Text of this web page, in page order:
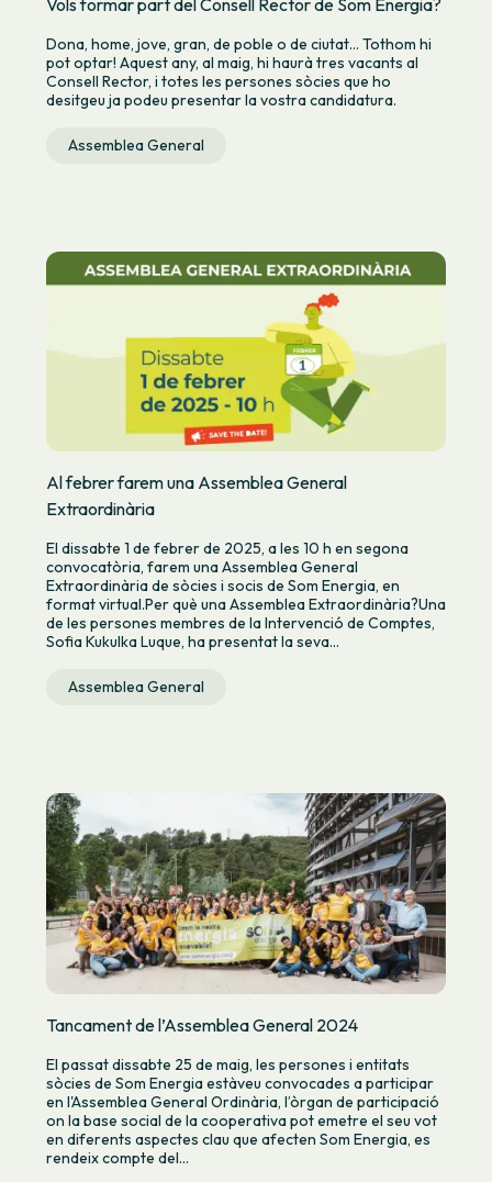
Dona, home, jove, gran, de poble o de ciutat... Tothom hi
pot optar! Aquest any, al maig, hi haurà tres vacants al
Consell Rector, i totes les persones sòcies que ho
desitgeu ja podeu presentar la vostra candidatura.
Assemblea General
Al febrer farem una Assemblea General
Extraordinària
El dissabte 1 de febrer de 2025, a les 10 h en segona
convocatòria, farem una Assemblea General
Extraordinària de sòcies i socis de Som Energia, en
format virtual.Per què una Assemblea Extraordinària?Una
de les persones membres de la Intervenció de Comptes,
Sofia Kukulka Luque, ha presentat la seva...
Assemblea General
Tancament de l’Assemblea General 2024
El passat dissabte 25 de maig, les persones i entitats
sòcies de Som Energia estàveu convocades a participar
en l'Assemblea General Ordinària, l’òrgan de participació
on la base social de la cooperativa pot emetre el seu vot
en diferents aspectes clau que afecten Som Energia, es
rendeix compte del...